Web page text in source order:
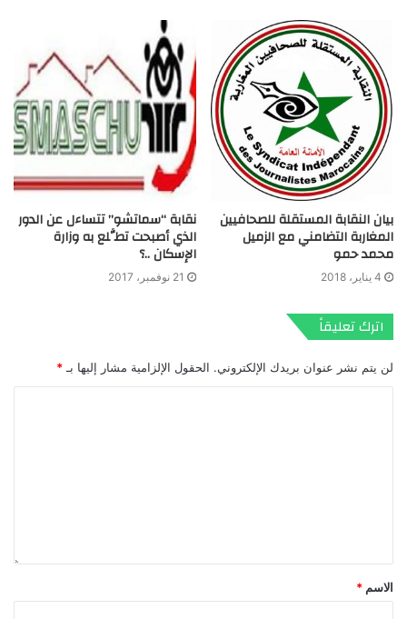
بيان النقابة المستقلة للصحافيين
المغاربة التضامني مع الزميل
محمد حمو
4 يناير، 2018
نقابة “سماتشو” تتساءل عن الدور
الذي أصبحت تطَّلع به وزارة
الإسكان ..؟
21 نوفمبر، 2017
اترك تعليقاً
لن يتم نشر عنوان بريدك الإلكتروني. الحقول الإلزامية مشار إليها بـ *
الاسم *